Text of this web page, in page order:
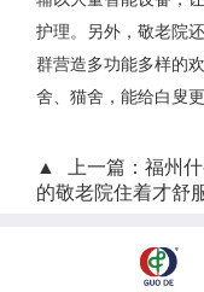
护理。另外，敬老院
群营造多功能多样的
舍、猫舍，能给白叟
上一篇： 福州
的敬老院住着才舒